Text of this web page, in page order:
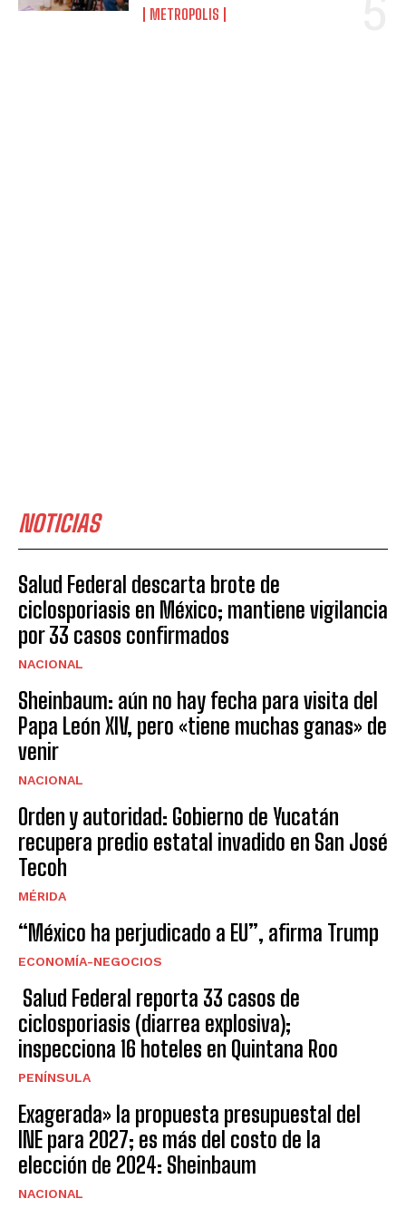
METROPOLIS
NOTICIAS
Salud Federal descarta brote de
ciclosporiasis en México; mantiene vigilancia
por 33 casos confirmados
NACIONAL
Sheinbaum: aún no hay fecha para visita del
Papa León XIV, pero «tiene muchas ganas» de
venir
NACIONAL
Orden y autoridad: Gobierno de Yucatán
recupera predio estatal invadido en San José
Tecoh
MÉRIDA
“México ha perjudicado a EU”, afirma Trump
ECONOMÍA-NEGOCIOS
Salud Federal reporta 33 casos de
ciclosporiasis (diarrea explosiva);
inspecciona 16 hoteles en Quintana Roo
PENÍNSULA
Exagerada» la propuesta presupuestal del
INE para 2027; es más del costo de la
elección de 2024: Sheinbaum
NACIONAL